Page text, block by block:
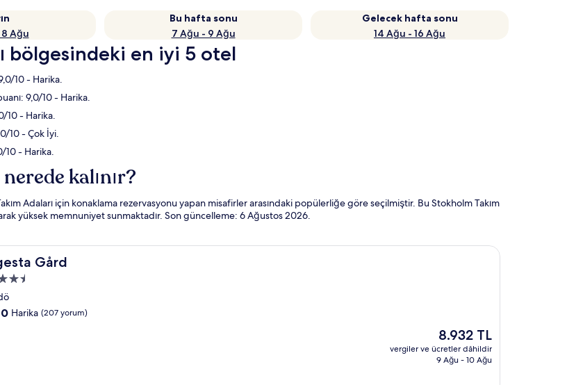
Ağu
Bu hafta sonu
7 Ağu - 9 Ağu
Gelecek hafta sonu
14 Ağu - 16 Ağu
bölgesindeki en iyi 5 otel
10 - Harika.
9,0/10 - Harika.
10 - Harika.
10 - Çok İyi.
10 - Harika.
kalınır?
Adaları için konaklama rezervasyonu yapan misafirler arasındaki popülerliğe göre seçilmiştir. Bu Stokholm Takım
yüksek memnuniyet sunmaktadır. Son güncelleme: 6 Ağustos 2026.
Gård
Gård
Harika (207 yorum)
Güncel
fiyat:
8.932 TL
8.932 TL
vergiler ve ücretler dâhildir
9 Ağu - 10 Ağu